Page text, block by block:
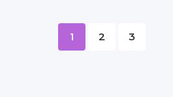
1 2 3